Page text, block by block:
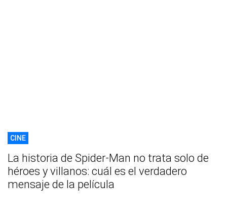
CINE
La historia de Spider-Man no trata solo de
héroes y villanos: cuál es el verdadero
mensaje de la película